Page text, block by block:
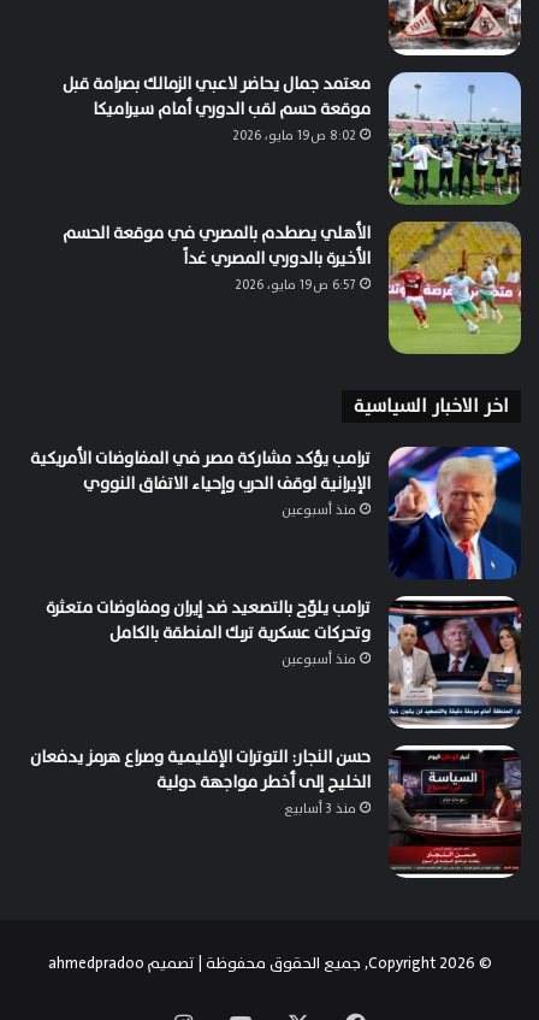
معتمد جمال يحاضر لاعبي الزمالك بصرامة قبل
موقعة حسم لقب الدوري أمام سيراميكا
8:02 ص19 مايو، 2026
الأهلي يصطدم بالمصري في موقعة الحسم
الأخيرة بالدوري المصري غداً
6:57 ص19 مايو، 2026
اخر الاخبار السياسية
ترامب يؤكد مشاركة مصر في المفاوضات الأمريكية
الإيرانية لوقف الحرب وإحياء الاتفاق النووي
منذ أسبوعين
ترامب يلوّح بالتصعيد ضد إيران ومفاوضات متعثرة
وتحركات عسكرية تربك المنطقة بالكامل
منذ أسبوعين
حسن النجار: التوترات الإقليمية وصراع هرمز يدفعان
الخليج إلى أخطر مواجهة دولية
منذ 3 أسابيع
© Copyright 2026, جميع الحقوق محفوظة | تصميم ahmedpradoo